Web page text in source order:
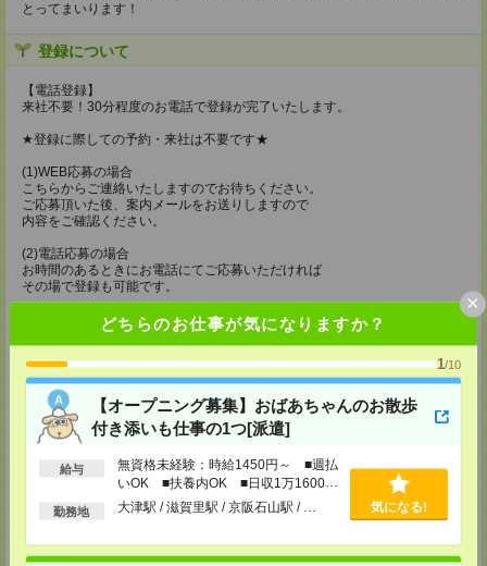
どちらのお仕事が気になりますか？
1/10
【オープニング募集】おばあちゃんのお散歩
付き添いも仕事の1つ[派遣]
給与
無資格未経験：時給1450円～ ■週払
いOK ■扶養内OK ■日収1万1600円
以上
勤務地 大津駅 / 滋賀里駅 / 京阪石山駅 / … 気になる!
×
とってまいります！
登録について
【電話登録】
来社不要！30分程度のお電話で登録が完了いたします。
★登録に際しての予約・来社は不要です★
(1)WEB応募の場合
こちらからご連絡いたしますのでお待ちください。
ご応募頂いた後、案内メールをお送りしますので
内容をご確認ください。
(2)電話応募の場合
お時間のあるときにお電話にてご応募いただければ
その場で登録も可能です。
弊社HPよりマイページ作成をお願いします
電話での登録の際に、マイページ作成をいただいた旨をお伝えください。
所要時間
・経験やご希望などをインタビュー
・お仕事のご紹介など
登録場所
CS大阪支店